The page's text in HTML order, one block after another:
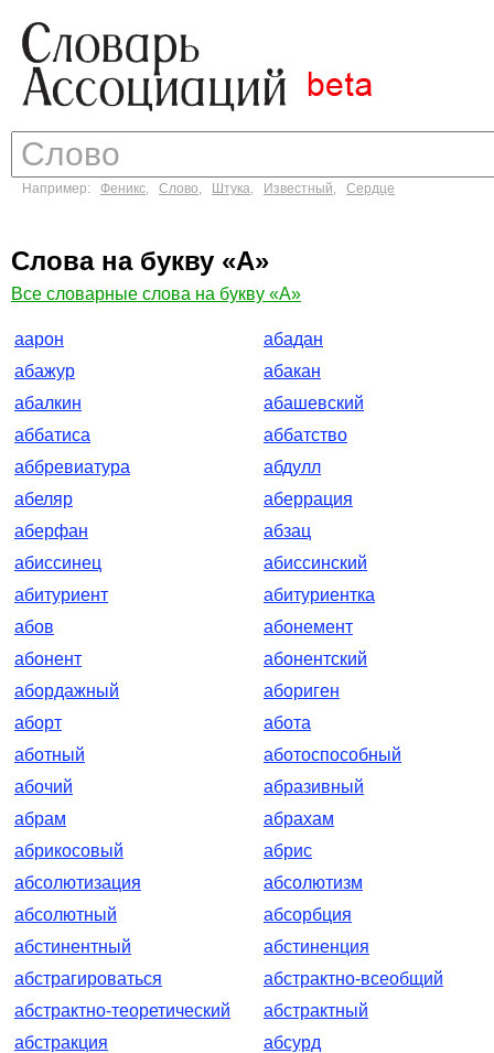
Например: Феникс, Слово, Штука, Известный, Сердце
Слова на букву «А»
Все словарные слова на букву «А»
аарон
абадан
абажур
абакан
абалкин
абашевский
аббатиса
аббатство
аббревиатура
абдулл
абеляр
аберрация
аберфан
абзац
абиссинец
абиссинский
абитуриент
абитуриентка
абов
абонемент
абонент
абонентский
абордажный
абориген
аборт
абота
аботный
аботоспособный
абочий
абразивный
абрам
абрахам
абрикосовый
абрис
абсолютизация
абсолютизм
абсолютный
абсорбция
абстинентный
абстиненция
абстрагироваться
абстрактно-всеобщий
абстрактно-теоретический
абстрактный
абстракция
абсурд